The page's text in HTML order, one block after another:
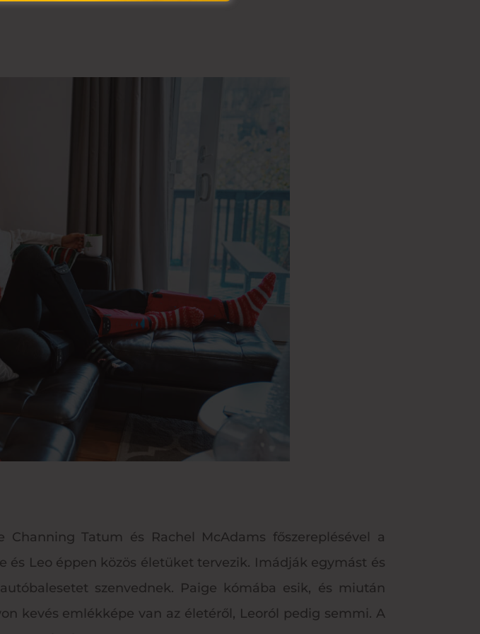
Tatum és Rachel McAdams főszereplésével a
Leo éppen közös életüket tervezik. Imádják egymást és
szenvednek. Paige kómába esik, és miután
kevés emlékképe van az életéről, Leoról pedig semmi. A